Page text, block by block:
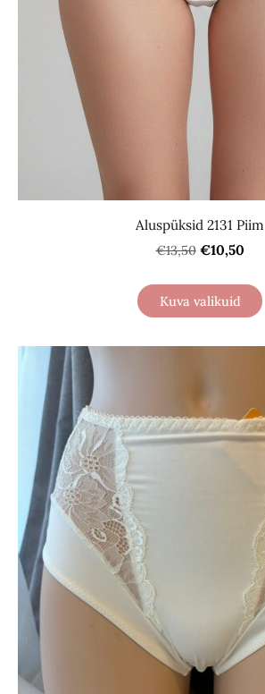
Aluspüksid 2131 Piim
€13,50 €10,50
Kuva valikuid